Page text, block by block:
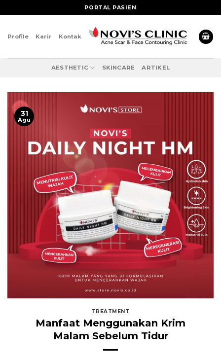
to
PORTAL PASIEN
Profile Karir Kontak
AESTHETIC SKINCARE ARTIKEL
31
Agu
TREATMENT
Manfaat Menggunakan Krim
Malam Sebelum Tidur